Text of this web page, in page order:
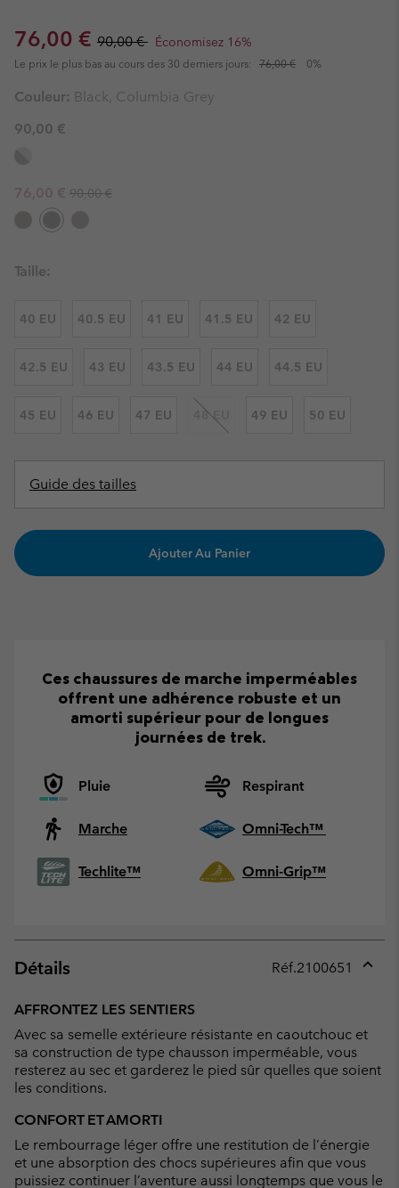
Sale price:
76,00 € Regular price:
90,00 € Économisez 16%
Le prix le plus bas au cours des 30 derniers jours: 76,00 € 0%
Couleur: Black, Columbia Grey
90,00 €
Sale price:
76,00 € Regular price:
90,00 €
Taille:
40 EU 40.5 EU 41 EU 41.5 EU 42 EU
42.5 EU 43 EU 43.5 EU 44 EU 44.5 EU
45 EU 46 EU 47 EU 48 EU 49 EU 50 EU
Guide des tailles
Ajouter Au Panier
Ces chaussures de marche imperméables
offrent une adhérence robuste et un
amorti supérieur pour de longues
journées de trek.
Pluie Respirant
Marche Omni-Tech™
Techlite™ Omni-Grip™
Détails Réf.2100651
AFFRONTEZ LES SENTIERS
Avec sa semelle extérieure résistante en caoutchouc et
sa construction de type chausson imperméable, vous
resterez au sec et garderez le pied sûr quelles que soient
les conditions.
CONFORT ET AMORTI
Le rembourrage léger offre une restitution de l’énergie
et une absorption des chocs supérieures afin que vous
puissiez continuer l’aventure aussi longtemps que vous le